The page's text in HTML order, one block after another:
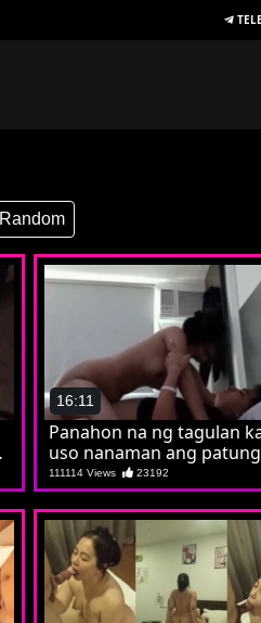
Random
16:11
Panahon na ng tagulan
uso nanaman ang
111114 Views 23192